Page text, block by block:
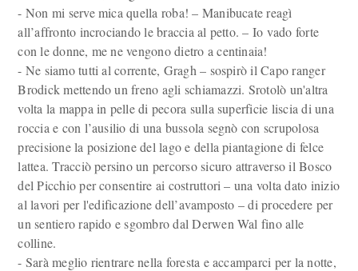
- Non mi serve mica quella roba! – Manibucate reagì
all’affronto incrociando le braccia al petto. – Io vado forte
con le donne, me ne vengono dietro a centinaia!
- Ne siamo tutti al corrente, Gragh – sospirò il Capo ranger
Brodick mettendo un freno agli schiamazzi. Srotolò un'altra
volta la mappa in pelle di pecora sulla superficie liscia di una
roccia e con l’ausilio di una bussola segnò con scrupolosa
precisione la posizione del lago e della piantagione di felce
lattea. Tracciò persino un percorso sicuro attraverso il Bosco
del Picchio per consentire ai costruttori – una volta dato inizio
al lavori per l'edificazione dell’avamposto – di procedere per
un sentiero rapido e sgombro dal Derwen Wal fino alle
colline.
- Sarà meglio rientrare nella foresta e accamparci per la notte,